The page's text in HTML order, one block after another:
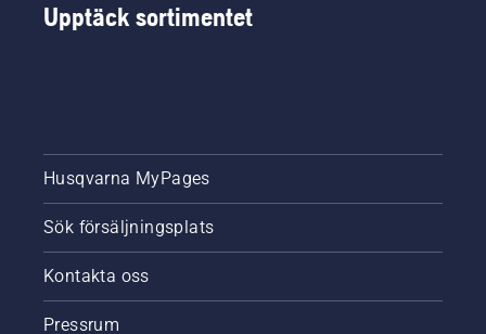
Upptäck sortimentet
Husqvarna MyPages
Sök försäljningsplats
Kontakta oss
Pressrum